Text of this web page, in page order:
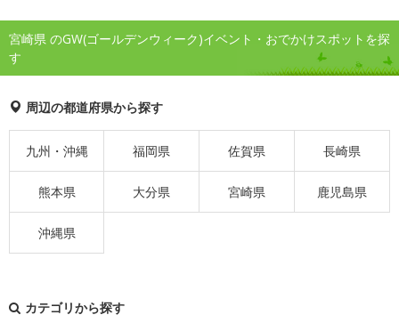
宮崎県 のGW(ゴールデンウィーク)イベント・おでかけスポットを探
す
周辺の都道府県から探す
九州・沖縄 福岡県 佐賀県 長崎県
熊本県 大分県 宮崎県 鹿児島県
沖縄県
カテゴリから探す